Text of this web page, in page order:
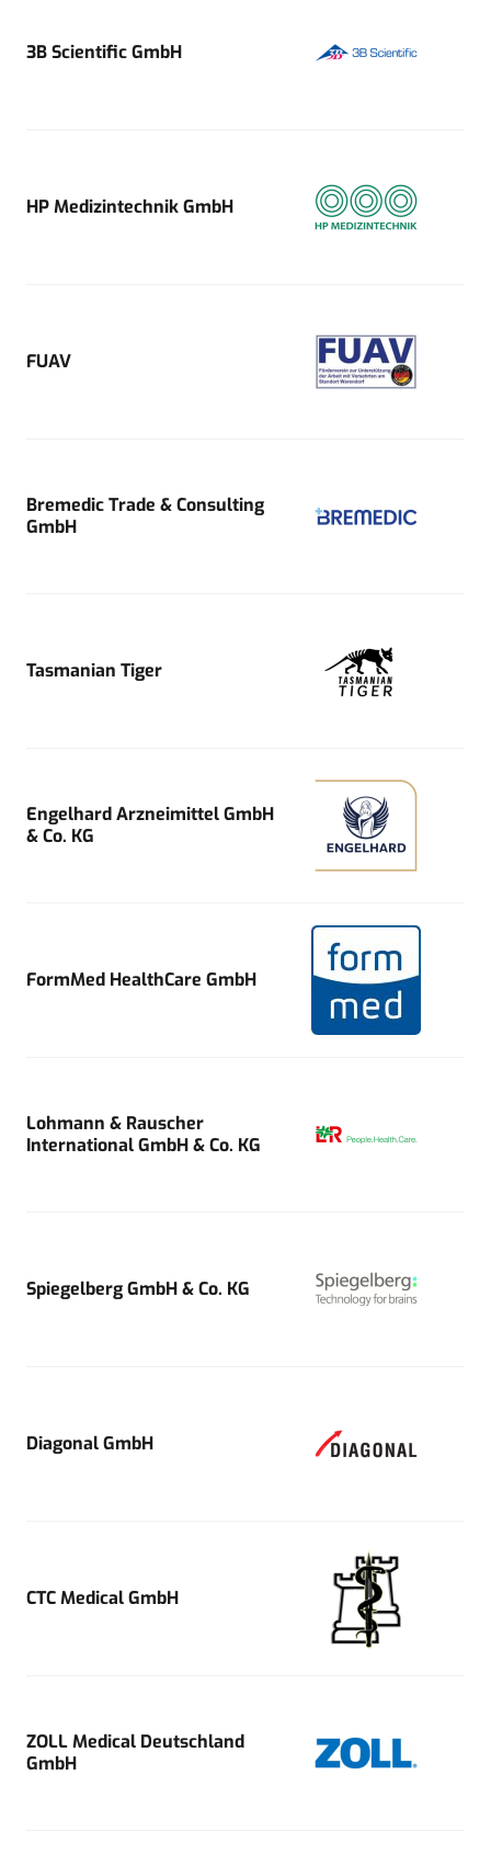
3B Scientific GmbH
HP Medizintechnik GmbH
FUAV
Bremedic Trade & Consulting
GmbH
Tasmanian Tiger
Engelhard Arzneimittel GmbH
& Co. KG
FormMed HealthCare GmbH
Lohmann & Rauscher
International GmbH & Co. KG
Spiegelberg GmbH & Co. KG
Diagonal GmbH
CTC Medical GmbH
ZOLL Medical Deutschland
GmbH